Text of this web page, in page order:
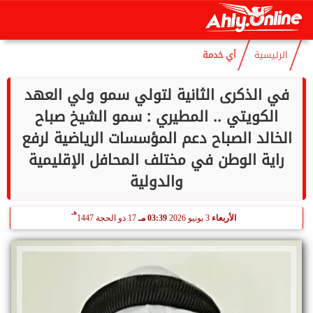
الجمعة
الرئيسية أي خدمة
في الذكرى الثانية لتولي سمو ولي العهد
الكويتي .. المطيري : سمو الشيخ صباح
الخالد الصباح دعم المؤسسات الرياضية لرفع
راية الوطن في مختلف المحافل الإقليمية
والدولية
الأربعاء 03:39 مـ 17 ذو الحجة 1447
هـ